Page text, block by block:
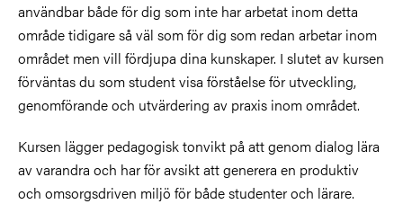
användbar både för dig som inte har arbetat inom detta
område tidigare så väl som för dig som redan arbetar inom
området men vill fördjupa dina kunskaper. I slutet av kursen
förväntas du som student visa förståelse för utveckling,
genomförande och utvärdering av praxis inom området.
Kursen lägger pedagogisk tonvikt på att genom dialog lära
av varandra och har för avsikt att generera en produktiv
och omsorgsdriven miljö för både studenter och lärare.